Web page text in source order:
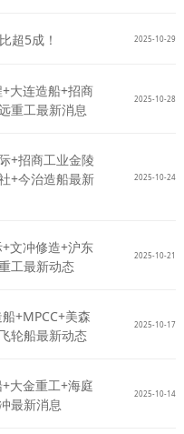
超5成！ 2025-10-29
大连造船+招商
重工最新消息
2025-10-28
+招商工业金陵
+今治造船最新
2025-10-24
文冲修造+沪东
工最新动态
2025-10-21
+MPCC+美森
轮船最新动态
2025-10-17
大金重工+海庭
最新消息
2025-10-14